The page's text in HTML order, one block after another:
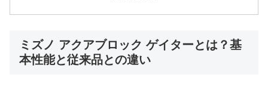
ミズノ アクアブロック ゲイターとは？基
本性能と従来品との違い